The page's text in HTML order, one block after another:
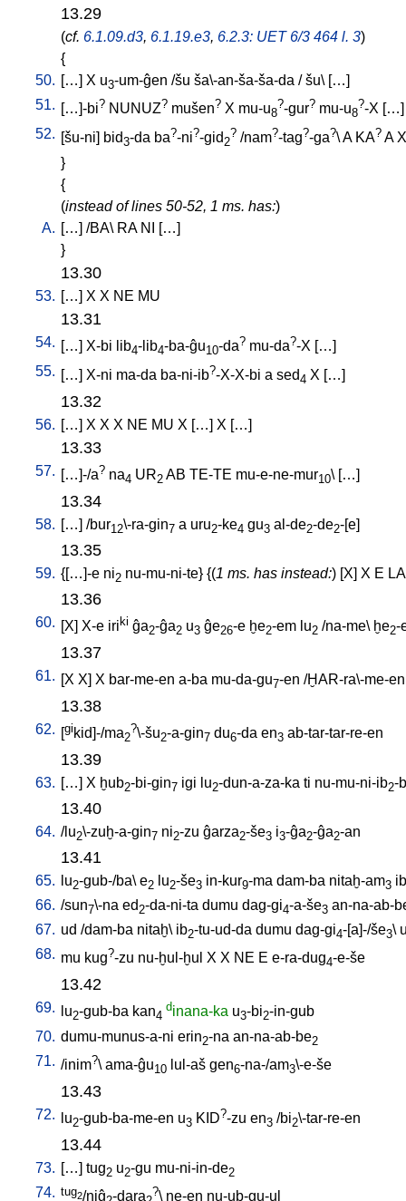
13.29
(cf. 6.1.09.d3, 6.1.19.e3, 6.2.3: UET 6/3 464 l. 3)
{
50. […] X u3-um-ĝen /šu ša\-an-ša-ša-da / šu\ […]
51. […]-bi? NUNUZ? mušen? X mu-u8
?-gur? mu-u8
?-X […]
52. [šu-ni] bid3-da ba?-ni?-gid2
? /nam?-tag?-ga?\A KA? A X
}
{
(instead of lines 50-52, 1 ms. has:)
A. […] /BA\ RA NI […]
}
13.30
53. […] X X NE MU
13.31
54. […] X-bi lib4-lib4-ba-ĝu10-da? mu-da?-X […]
55. […] X-ni ma-da ba-ni-ib?-X-X-bi a sed4 X […]
13.32
56. […] X X X NE MU X […] X […]
13.33
57. […]-/a? na4 UR2 AB TE-TE mu-e-ne-mur10\ […]
13.34
58. […] /bur12\-ra-gin7 a uru2-ke4 gu3 al-de2-de2-[e]
13.35
59. {[…]-e ni2 nu-mu-ni-te} {(1 ms. has instead:) [X] X E
13.36
60. [X] X-e iriki ĝa2-ĝa2 u3 ĝe26-e ḫe2-em lu2 /na-me\ ḫe2-
13.37
61. [X X] X bar-me-en a-ba mu-da-gu7-en /ḪAR-ra\-me-en
13.38
62. [gi kid]-/ma2
?\-šu2-a-gin7 du6-da en3 ab-tar-tar-re-en
13.39
63. […] X ḫub2-bi-gin7 igi lu2-dun-a-za-ka ti nu-mu-ni-ib2-
13.40
64. /lu2\-zuḫ-a-gin7 ni2-zu ĝarza2-še3 i3-ĝa2-ĝa2-an
13.41
65. lu2-gub-/ba\ e2 lu2-še3 in-kur9-ma dam-ba nitaḫ-am3 ib
66. /sun7\-na ed 2-da-ni-ta dumu dag-gi4-a-še3 an-na-ab-
67. ud /dam-ba nitaḫ\ ib2-tu-ud-da dumu dag-gi4-[a]-/še3\ u
68. mu kug?-zu nu-ḫul-ḫul X X NE E e-ra-dug4-e-še
13.42
69. lu2-gub-ba kan4
dinana-ka u3-bi2-in-gub
70. dumu-munus-a-ni erin2-na an-na-ab-be2
71. /inim?\ ama-ĝu10 lul-aš gen6-na-/am3\-e-še
13.43
72. lu2-gub-ba-me-en u3 KID?-zu en3 /bi2\-tar-re-en
13.44
73. […] tug2 u2-gu mu-ni-in-de2
74. tug2/niĝ -dara ?\ ne-en nu-ub-gu-ul